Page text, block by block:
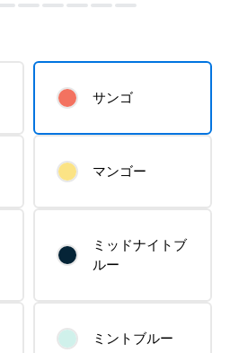
サンゴ
マンゴー
ミッドナイトブ
ルー
ミントブルー